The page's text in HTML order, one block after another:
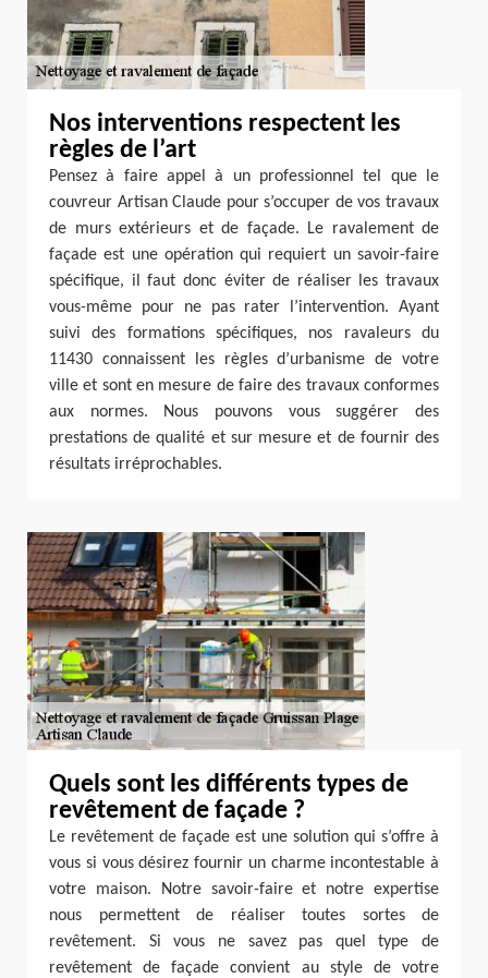
Nos interventions respectent les
règles de l’art
Pensez à faire appel à un professionnel tel que le
couvreur Artisan Claude pour s’occuper de vos travaux
de murs extérieurs et de façade. Le ravalement de
façade est une opération qui requiert un savoir-faire
spécifique, il faut donc éviter de réaliser les travaux
vous-même pour ne pas rater l’intervention. Ayant
suivi des formations spécifiques, nos ravaleurs du
11430 connaissent les règles d’urbanisme de votre
ville et sont en mesure de faire des travaux conformes
aux normes. Nous pouvons vous suggérer des
prestations de qualité et sur mesure et de fournir des
résultats irréprochables.
Quels sont les différents types de
revêtement de façade ?
Le revêtement de façade est une solution qui s’offre à
vous si vous désirez fournir un charme incontestable à
votre maison. Notre savoir-faire et notre expertise
nous permettent de réaliser toutes sortes de
revêtement. Si vous ne savez pas quel type de
revêtement de façade convient au style de votre